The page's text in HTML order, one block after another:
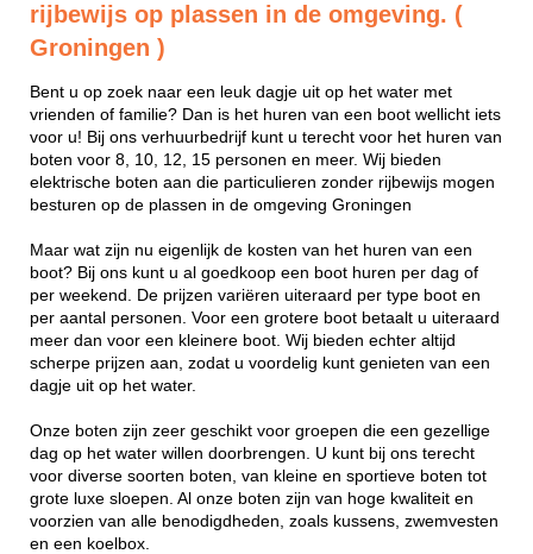
rijbewijs op plassen in de omgeving. (
Groningen )
Bent u op zoek naar een leuk dagje uit op het water met
vrienden of familie? Dan is het huren van een boot wellicht iets
voor u! Bij ons verhuurbedrijf kunt u terecht voor het huren van
boten voor 8, 10, 12, 15 personen en meer. Wij bieden
elektrische boten aan die particulieren zonder rijbewijs mogen
besturen op de plassen in de omgeving Groningen
Maar wat zijn nu eigenlijk de kosten van het huren van een
boot? Bij ons kunt u al goedkoop een boot huren per dag of
per weekend. De prijzen variëren uiteraard per type boot en
per aantal personen. Voor een grotere boot betaalt u uiteraard
meer dan voor een kleinere boot. Wij bieden echter altijd
scherpe prijzen aan, zodat u voordelig kunt genieten van een
dagje uit op het water.
Onze boten zijn zeer geschikt voor groepen die een gezellige
dag op het water willen doorbrengen. U kunt bij ons terecht
voor diverse soorten boten, van kleine en sportieve boten tot
grote luxe sloepen. Al onze boten zijn van hoge kwaliteit en
voorzien van alle benodigdheden, zoals kussens, zwemvesten
en een koelbox.